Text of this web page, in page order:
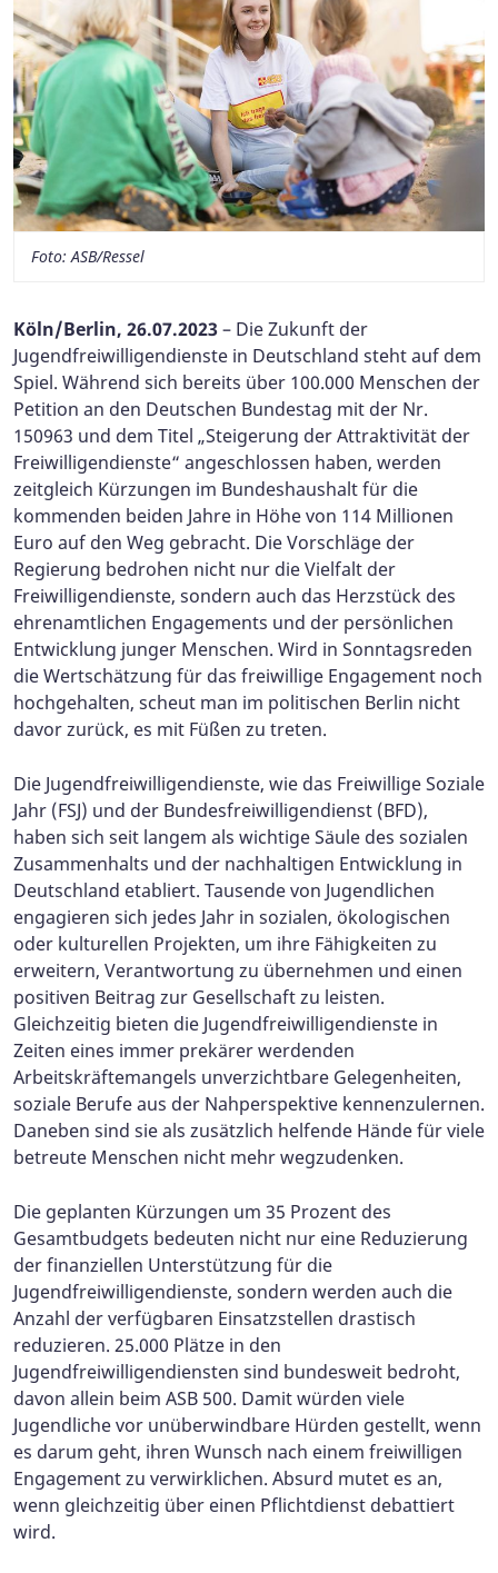
Foto: ASB/Ressel
Köln/Berlin, 26.07.2023– Die Zukunft der
Jugendfreiwilligendienste in Deutschland steht auf dem
Spiel. Während sich bereits über 100.000 Menschen der
Petition an den Deutschen Bundestag mit der Nr.
150963 und dem Titel „Steigerung der Attraktivität der
Freiwilligendienste“ angeschlossen haben, werden
zeitgleich Kürzungen im Bundeshaushalt für die
kommenden beiden Jahre in Höhe von 114 Millionen
Euro auf den Weg gebracht. Die Vorschläge der
Regierung bedrohen nicht nur die Vielfalt der
Freiwilligendienste, sondern auch das Herzstück des
ehrenamtlichen Engagements und der persönlichen
Entwicklung junger Menschen. Wird in Sonntagsreden
die Wertschätzung für das freiwillige Engagement noch
hochgehalten, scheut man im politischen Berlin nicht
davor zurück, es mit Füßen zu treten.
Die Jugendfreiwilligendienste, wie das Freiwillige Soziale
Jahr (FSJ) und der Bundesfreiwilligendienst (BFD),
haben sich seit langem als wichtige Säule des sozialen
Zusammenhalts und der nachhaltigen Entwicklung in
Deutschland etabliert. Tausende von Jugendlichen
engagieren sich jedes Jahr in sozialen, ökologischen
oder kulturellen Projekten, um ihre Fähigkeiten zu
erweitern, Verantwortung zu übernehmen und einen
positiven Beitrag zur Gesellschaft zu leisten.
Gleichzeitig bieten die Jugendfreiwilligendienste in
Zeiten eines immer prekärer werdenden
Arbeitskräftemangels unverzichtbare Gelegenheiten,
soziale Berufe aus der Nahperspektive kennenzulernen.
Daneben sind sie als zusätzlich helfende Hände für viele
betreute Menschen nicht mehr wegzudenken.
Die geplanten Kürzungen um 35 Prozent des
Gesamtbudgets bedeuten nicht nur eine Reduzierung
der finanziellen Unterstützung für die
Jugendfreiwilligendienste, sondern werden auch die
Anzahl der verfügbaren Einsatzstellen drastisch
reduzieren. 25.000 Plätze in den
Jugendfreiwilligendiensten sind bundesweit bedroht,
davon allein beim ASB 500. Damit würden viele
Jugendliche vor unüberwindbare Hürden gestellt, wenn
es darum geht, ihren Wunsch nach einem freiwilligen
Engagement zu verwirklichen. Absurd mutet es an,
wenn gleichzeitig über einen Pflichtdienst debattiert
wird.